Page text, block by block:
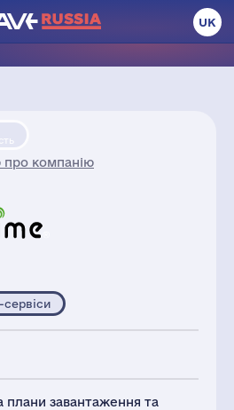
UK
компанію
завантаження та